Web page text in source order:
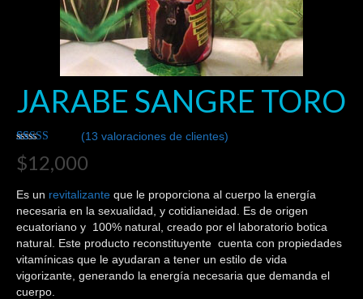
Digestion
Multivitaminicos
Circulacion y purificacion de la sangre
Mujeres
Ropa para hombre y mujer
Calculos
Diabetes
Control de adicciones y stres
JARABE SANGRE TORO
Valorado
4.33 sobre
5 basado
12
puntuaciones
de clientes
(13 valoraciones de clientes)
$12,000
Es un revitalizante que le proporciona al cuerpo la energía
necesaria en la sexualidad, y cotidianeidad. Es de origen
ecuatoriano y 100% natural, creado por el laboratorio botica
natural. Este producto reconstituyente cuenta con propiedades
vitamínicas que le ayudaran a tener un estilo de vida
vigorizante, generando la energía necesaria que demanda el
cuerpo.